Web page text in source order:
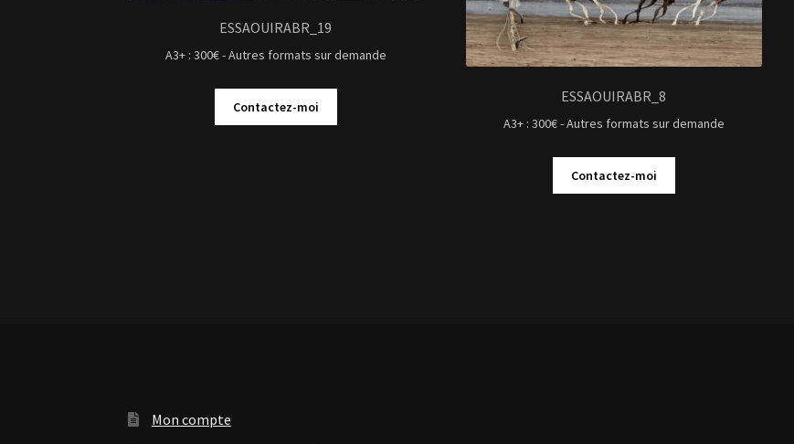
ESSAOUIRABR_19
A3+ : 300€ - Autres formats sur demande
Contactez-moi
ESSAOUIRABR_8
A3+ : 300€ - Autres formats sur demande
Contactez-moi
Mon compte